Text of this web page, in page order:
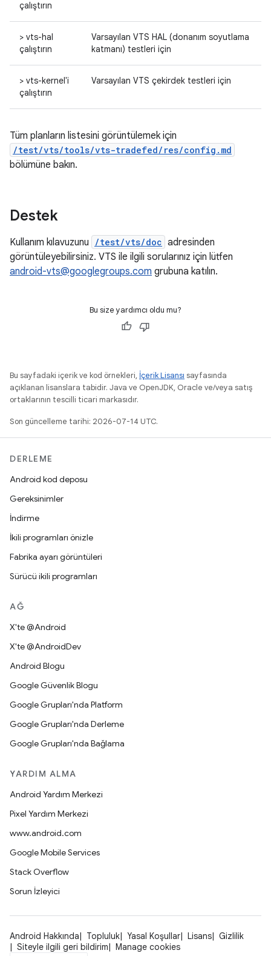
çalıştırın
> vts-hal
çalıştırın
Varsayılan VTS HAL (donanım soyutlama
katmanı) testleri için
> vts-kernel'i
çalıştırın
Varsayılan VTS çekirdek testleri için
Tüm planların listesini görüntülemek için
/test/vts/tools/vts-tradefed/res/config.md
bölümüne bakın.
Destek
Kullanım kılavuzunu /test/vts/doc adresinden
görüntüleyebilirsiniz. VTS ile ilgili sorularınız için lütfen
android-vts@googlegroups.com grubuna katılın.
Bu size yardımcı oldu mu?
Bu sayfadaki içerik ve kod örnekleri, İçerik Lisansı sayfasında
açıklanan lisanslara tabidir. Java ve OpenJDK, Oracle ve/veya satış
ortaklarının tescilli ticari markasıdır.
Son güncelleme tarihi: 2026-07-14 UTC.
DERLEME
Android kod deposu
Gereksinimler
İndirme
İkili programları önizle
Fabrika ayarı görüntüleri
Sürücü ikili programları
AĞ
X'te @Android
X'te @AndroidDev
Android Blogu
Google Güvenlik Blogu
Google Grupları'nda Platform
Google Grupları'nda Derleme
Google Grupları'nda Bağlama
YARDIM ALMA
Android Yardım Merkezi
Pixel Yardım Merkezi
www.android.com
Google Mobile Services
Stack Overflow
Sorun İzleyici
Android Hakkında Topluluk Yasal Koşullar Lisans
Gizlilik
Siteyle ilgili geri bildirim
Manage cookies